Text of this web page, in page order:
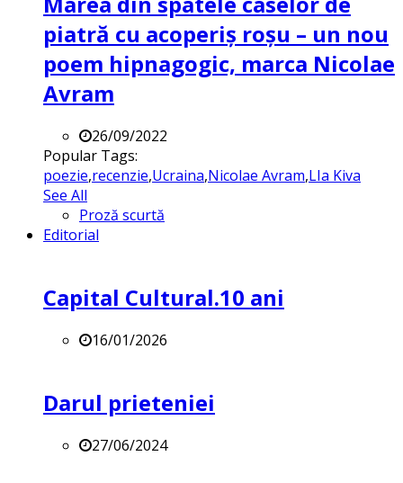
piatră cu acoperiș roșu – un nou
poem hipnagogic, marca Nicolae
Avram
26/09/2022
Popular Tags:
poezie,recenzie,Ucraina,Nicolae Avram,LIa Kiva
See All
Proză scurtă
Editorial
Capital Cultural.10 ani
16/01/2026
Darul prieteniei
27/06/2024